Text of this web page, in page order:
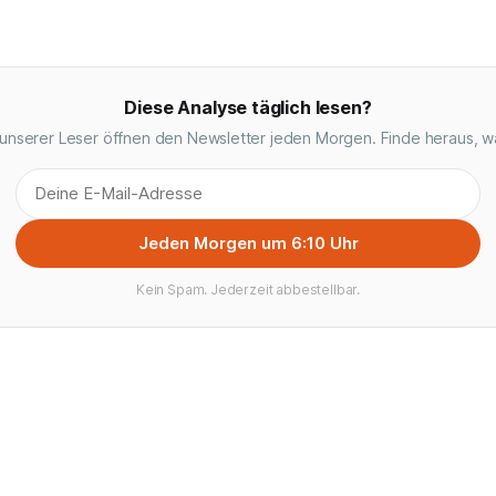
Diese Analyse täglich lesen?
Leser öffnen den Newsletter jeden Morgen. Finde heraus,
Jeden Morgen um 6:10 Uhr
Kein Spam. Jederzeit abbestellbar.